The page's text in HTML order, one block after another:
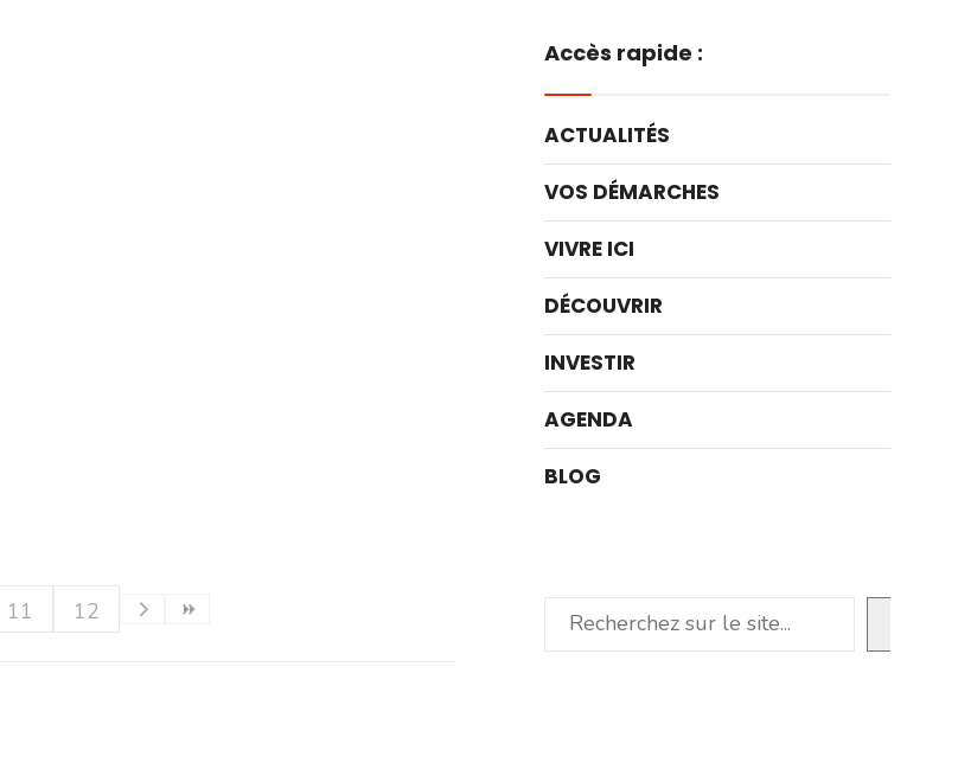
11 12
Accès rapide :
ACTUALITÉS
VOS DÉMARCHES
VIVRE ICI
DÉCOUVRIR
INVESTIR
AGENDA
BLOG
Rechercher